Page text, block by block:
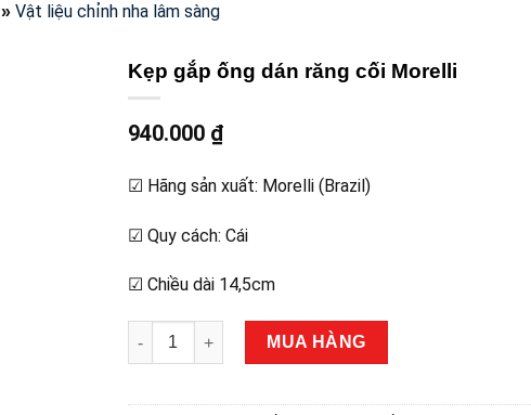
»Vật liệu chỉnh nha lâm sàng
Kẹp gắp ống dán răng cối Morelli
940.000 ₫
☑ Hãng sản xuất: Morelli (Brazil)
☑ Quy cách: Cái
☑ Chiều dài 14,5cm
Kẹp gắp ống dán răng cối Morelli số lượng
MUA HÀNG